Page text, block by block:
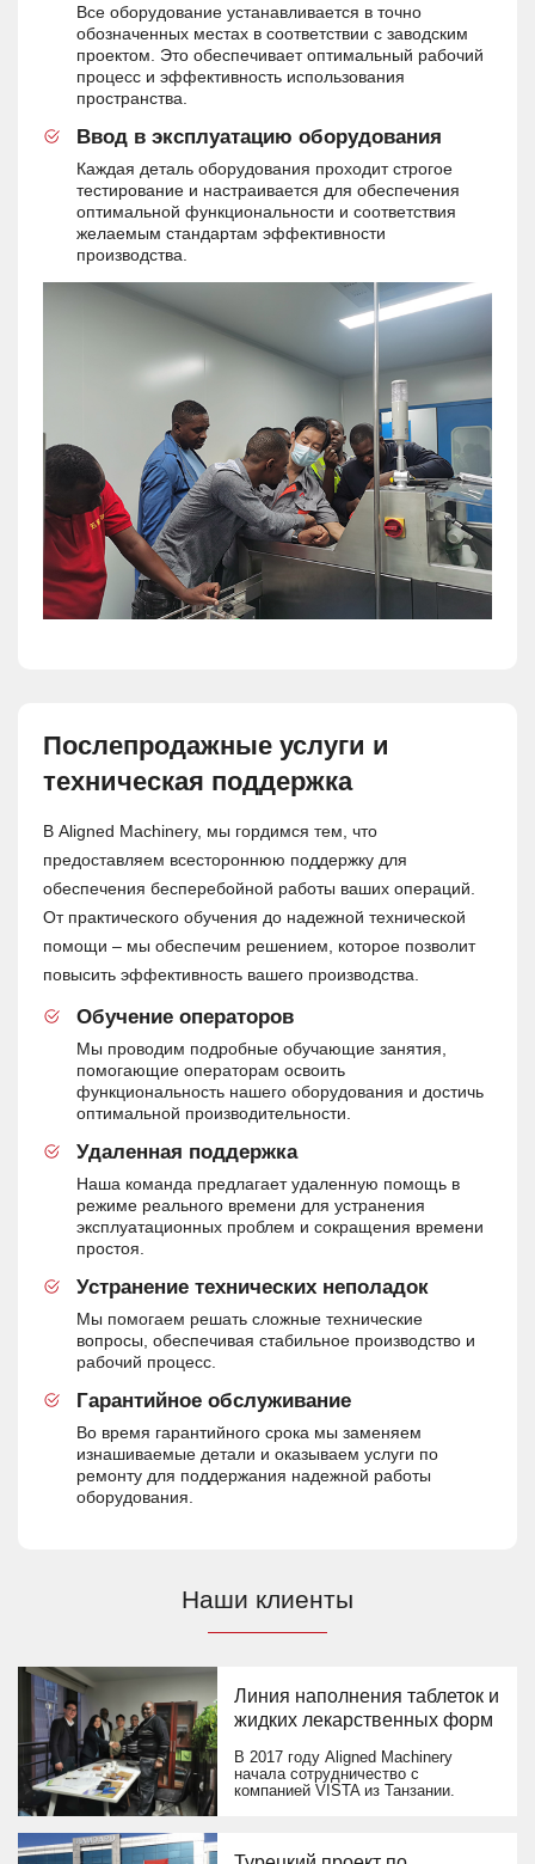
Все оборудование устанавливается в точно
обозначенных местах в соответствии с заводским
проектом. Это обеспечивает оптимальный рабочий
процесс и эффективность использования
пространства.
Ввод в эксплуатацию оборудования
Каждая деталь оборудования проходит строгое
тестирование и настраивается для обеспечения
оптимальной функциональности и соответствия
желаемым стандартам эффективности
производства.
Послепродажные услуги и
техническая поддержка
В Aligned Machinery, мы гордимся тем, что
предоставляем всестороннюю поддержку для
обеспечения бесперебойной работы ваших операций.
От практического обучения до надежной технической
помощи – мы обеспечим решением, которое позволит
повысить эффективность вашего производства.
Обучение операторов
Мы проводим подробные обучающие занятия,
помогающие операторам освоить
функциональность нашего оборудования и достичь
оптимальной производительности.
Удаленная поддержка
Наша команда предлагает удаленную помощь в
режиме реального времени для устранения
эксплуатационных проблем и сокращения времени
простоя.
Устранение технических неполадок
Мы помогаем решать сложные технические
вопросы, обеспечивая стабильное производство и
рабочий процесс.
Гарантийное обслуживание
Во время гарантийного срока мы заменяем
изнашиваемые детали и оказываем услуги по
ремонту для поддержания надежной работы
оборудования.
Наши клиенты
Линия наполнения таблеток и
жидких лекарственных форм
В 2017 году Aligned Machinery
начала сотрудничество с
компанией VISTA из Танзании.